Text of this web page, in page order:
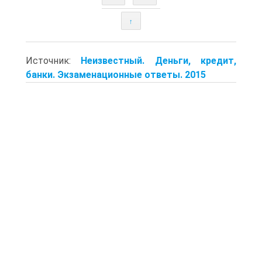
↑
Источник: Неизвестный. Деньги, кредит,
банки. Экзаменационные ответы. 2015